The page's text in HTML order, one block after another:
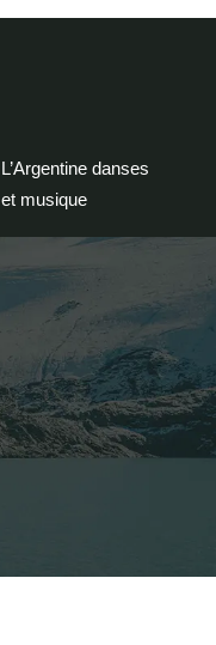
L’Argentine danses
et musique